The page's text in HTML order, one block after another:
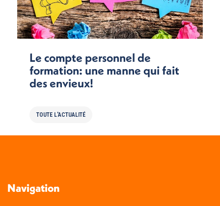
Le compte personnel de
formation: une manne qui fait
des envieux!
TOUTE L'ACTUALITÉ
Navigation